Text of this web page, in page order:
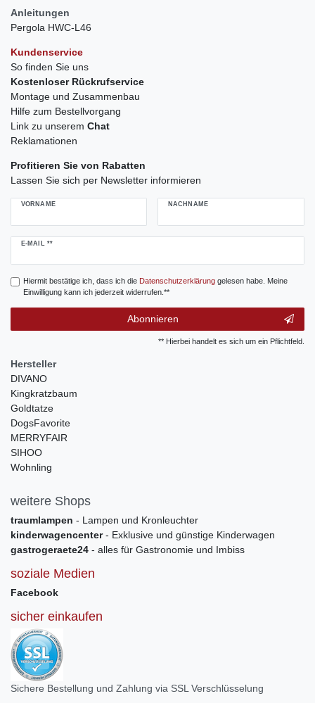
Anleitungen
Pergola HWC-L46
Kundenservice
So finden Sie uns
Kostenloser Rückrufservice
Montage und Zusammenbau
Hilfe zum Bestellvorgang
Link zu unserem Chat
Reklamationen
Profitieren Sie von Rabatten
Lassen Sie sich per Newsletter informieren
VORNAME NACHNAME
E-MAIL **
Newsletter
Hiermit bestätige ich, dass ich die Daten­schutz­erklärunggelesen habe. Meine
Einwilligung kann ich jederzeit widerrufen.**
Abonnieren
** Hierbei handelt es sich um ein Pflichtfeld.
Hersteller
DIVANO
Kingkratzbaum
Goldtatze
DogsFavorite
MERRYFAIR
SIHOO
Wohnling
weitere Shops
traumlampen - Lampen und Kronleuchter
kinderwagencenter- Exklusive und günstige Kinderwagen
gastrogeraete24 - alles für Gastronomie und Imbiss
soziale Medien
Facebook
sicher einkaufen
Sichere Bestellung und Zahlung via SSL Verschlüsselung